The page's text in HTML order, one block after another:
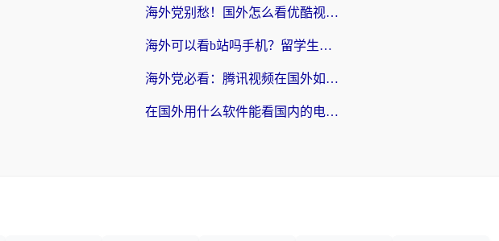
海外党别愁！国外怎么看优酷视频？一招解决追剧、看直播难题
海外可以看b站吗手机？留学生亲测有效的回国加速指南
海外党必看：腾讯视频在国外如何解除地域限制？附优酷咪咕使用指南
在国外用什么软件能看国内的电视剧啊？留学生亲测有效的回国加速方案